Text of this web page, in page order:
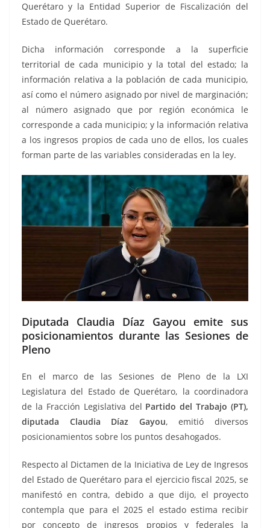
Querétaro y la Entidad Superior de Fiscalización del
Estado de Querétaro.
Dicha información corresponde a la superficie
territorial de cada municipio y la total del estado; la
información relativa a la población de cada municipio,
así como el número asignado por nivel de marginación;
al número asignado que por región económica le
corresponde a cada municipio; y la información relativa
a los ingresos propios de cada uno de ellos, los cuales
forman parte de las variables consideradas en la ley.
Diputada Claudia Díaz Gayou emite sus
posicionamientos durante las Sesiones de
Pleno
En el marco de las Sesiones de Pleno de la LXI
Legislatura del Estado de Querétaro, la coordinadora
de la Fracción Legislativa del Partido del Trabajo (PT),
diputada Claudia Díaz Gayou, emitió diversos
posicionamientos sobre los puntos desahogados.
Respecto al Dictamen de la Iniciativa de Ley de Ingresos
del Estado de Querétaro para el ejercicio fiscal 2025, se
manifestó en contra, debido a que dijo, el proyecto
contempla que para el 2025 el estado estima recibir
por concepto de ingresos propios y federales la